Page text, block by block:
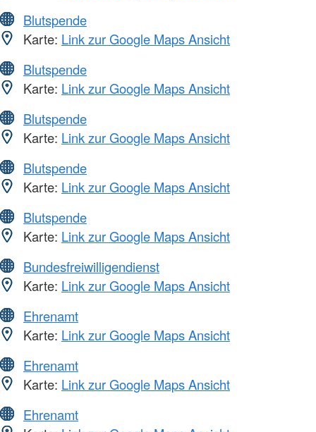
Blutspende
Karte: Link zur Google Maps Ansicht
Blutspende
Karte: Link zur Google Maps Ansicht
Blutspende
Karte: Link zur Google Maps Ansicht
Blutspende
Karte: Link zur Google Maps Ansicht
Blutspende
Karte: Link zur Google Maps Ansicht
Bundesfreiwilligendienst
Karte: Link zur Google Maps Ansicht
Ehrenamt
Karte: Link zur Google Maps Ansicht
Ehrenamt
Karte: Link zur Google Maps Ansicht
Ehrenamt